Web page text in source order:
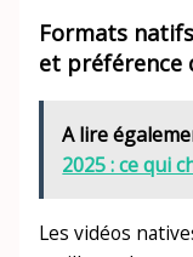
Formats
et préférence
A lire
2025 : ce qui
Les vidéos